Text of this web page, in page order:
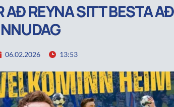
REYNA SITT BESTA
06.02.2026 13:53